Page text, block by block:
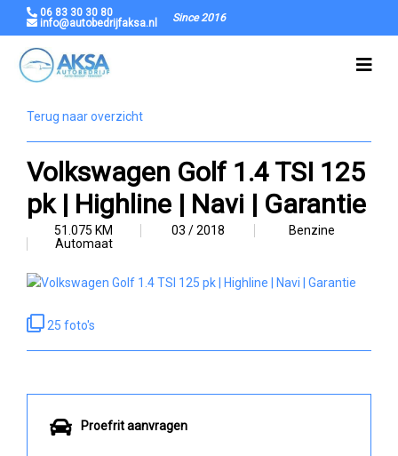
06 83 30 30 80
info@autobedrijfaksa.nl
Since 2016
Terug naar overzicht
Volkswagen Golf 1.4 TSI 125
pk | Highline | Navi | Garantie
51.075 KM 03 / 2018
Benzine
Automaat
25 foto's
Proefrit aanvragen